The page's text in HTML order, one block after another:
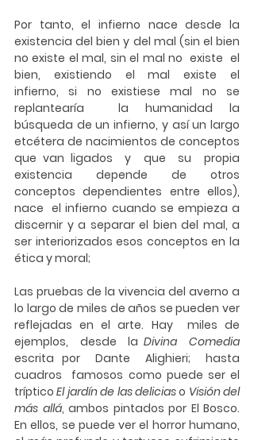
Por tanto, el infierno nace desde la
existencia del bien y del mal (sin el bien
no existe el mal, sin el mal no  existe  el
bien,  existiendo  el  mal  existe  el
infierno,  si  no  existiese  mal  no  se
replantearía  la humanidad la
búsqueda de un infierno, y así un largo
etcétera de nacimientos de conceptos
que van ligados  y  que  su  propia
existencia  depende  de  otros
conceptos  dependientes  entre  ellos),
nace  el infierno cuando se empieza a
discernir y a separar el bien del mal, a
ser interiorizados esos conceptos en la
ética y moral;
Las pruebas de la vivencia del averno a
lo largo de miles de años se pueden ver
reflejadas en el arte. Hay  miles de
ejemplos,  desde  la Divina  Comedia
escrita por  Dante  Alighieri;  hasta
cuadros  famosos como puede ser el
tríptico El jardín de las delicias o Visión del
más allá, ambos pintados por El Bosco.
En ellos, se puede ver el horror humano,